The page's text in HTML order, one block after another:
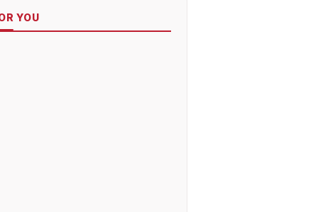
YOU